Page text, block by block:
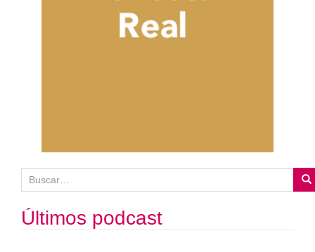
u
s
c
Últimos podcast